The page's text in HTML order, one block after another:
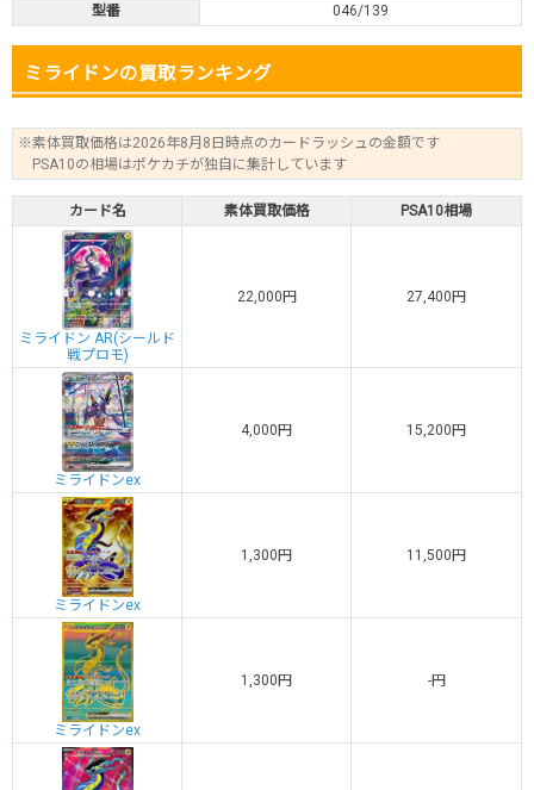
型番
046/139
ミライドンの買取ランキング
※素体買取価格は2026年8月8日時点のカードラッシュの金額です
PSA10の相場はポケカチが独自に集計しています
カード名 素体買取価格 PSA10相場
ミライドン AR(シールド
戦プロモ)
22,000円 27,400円
ミライドンex
4,000円 15,200円
ミライドンex
1,300円 11,500円
ミライドンex
1,300円 -円